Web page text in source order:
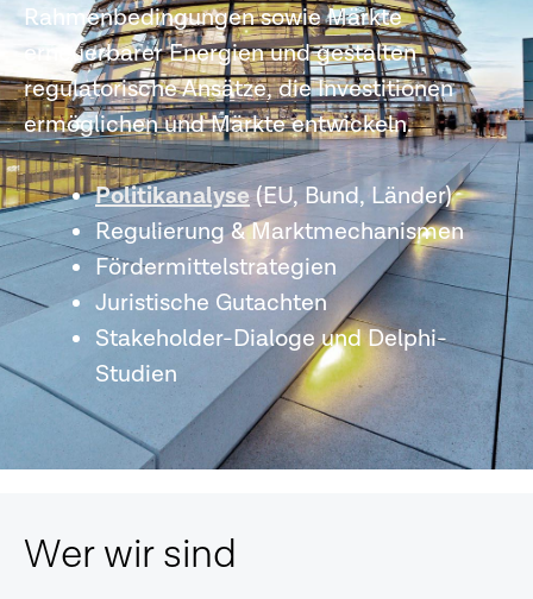
Rahmenbedingungen sowie Märkte
erneuerbarer Energien und gestalten
regulatorische Ansätze, die Investitionen
ermöglichen und Märkte entwickeln.
Politikanalyse(EU, Bund, Länder)
Regulierung & Marktmechanismen
Fördermittelstrategien
Juristische Gutachten
Stakeholder-Dialoge und Delphi-
Studien
Wer wir sind